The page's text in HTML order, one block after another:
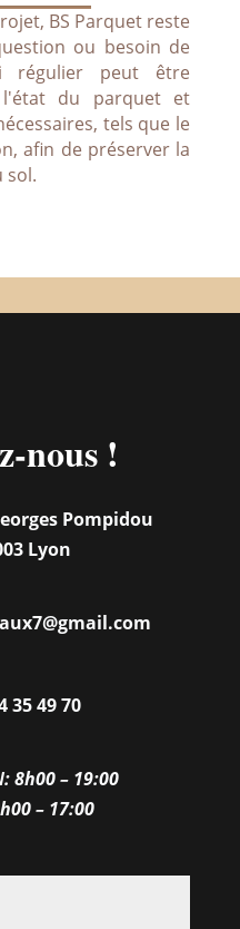
BS Parquet reste
ou besoin de
régulier peut être
du parquet et
tels que le
afin de préserver la
sol.
nous !
Pompidou
Lyon
35 49 70
8h00 – 19:00
– 17:00